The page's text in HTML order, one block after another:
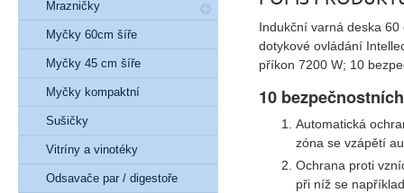
Indukční varná deska
dotykové ovládání
příkon 7200 W; 10
10
Automatická
zóna se vzápětí
Ochrana proti
při níž se
Mrazničky
Myčky 60cm šíře
Myčky 45 cm šíře
Myčky kompaktní
Sušičky
Vitríny a vinotéky
Odsavače par / digestoře